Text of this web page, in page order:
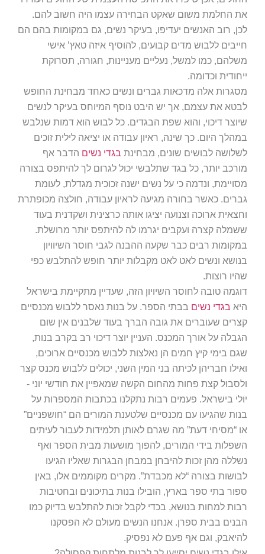
לכן, רוב האנשים יעדיפו, בעיקר נשים, גם במקומות בהם הם
חייבים ללבוש מדים קבועים, להוסיף איזה טאץ’ אישי
משלהם, כמו למשל, נעליים מעניינות, חגורה, תסרוקת
ייחודית וכדומה.
לבטא את עצמם, אך יש היבט נוסף המיוחס בעיקר לנשים
שיוצר דיכוי, והוא שפת הבגדים. כל לבוש הוא דמות שנלבש
במהלך היום. כך שינה, ראיון עבודה או יציאה לילית זוכים
לשלושה לבושים שונים, מבחינת
הדבר אף
מורכב יותר, כל בגד שתלבשי יכול לגרום לך להיתפס בצורה
מסויימת, ונדמה כי על נשים ישנה זכוכית מגדלת, לעומת
גברים. כאשר בחורה מגיעה לראיון עבודה, חולצה מכופתרת
וחצאית ארוכה וצנועה יציגו אותה כרצינית ושקדנית בעוד
במקומות רבים כבר שקעה ההבנה לגבי חוסר השיוויון
בנושא ונשים לאט לאט מקבלות יותר חופש להתלבש כפי
בגדי נשים
בבתי הספר. על בנות נאסר ללבוש מכנסיים
קצרים שעוברים את גובה הברך בעוד שלבנים אין שום
הגבלה על אורך המכנס. העניין יוצר דיכוי רב בקרב בנות,
שגם בימי קיץ חמים הן נאלצות ללבוש מכנסיים ארוכים,
ואילו חבריהן לכיתה בני המין השני, יכולים ללבוש מכנס קצר
ולסבול קצת פחות מהחום הקשה שמאפיין את חודשי יוני -
יולי בישראל. פעמים רבות נתקלנו בכתבות המספרות על
בנות שהגיעו עם מכנסיים שלטענת המורים הם “חושפניים”
או “מסיחי דעת” מה שגרם לאותן תלמידות לעבור לעיתים
השפלות בידי המורים, להפוך מושעות מבית הספר ואף
נשללה מהן זכות להיבחן במבחן הבגרות שאליו הגיעו
לבושות בצורה “לא מכבדת”. מקרים מקוממים אלו, באין
ספור בתי ספר בארץ, הובילו בנות בתיכונים ובחטיבות
רבות למחות בנושא, בכדי לקבל זכות להתלבש בדיוק כמו
הבנים בבית ספרן. אנחנו הנשים מעולם לא הפסקנו
אילו בגדי נשים יסייעו לך לבנות מלתחות קפסולה?
כל אישה לפחות פעם אחת בחיים שלה חוותה את